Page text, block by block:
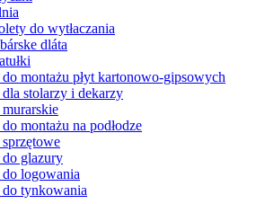
do wytłaczania
dláta
montażu płyt kartonowo-gipsowych
stolarzy i dekarzy
montażu na podłodze
glazury
logowania
tynkowania